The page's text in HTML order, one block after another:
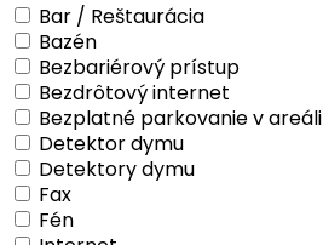
Bar / Reštaurácia
Bazén
Bezbariérový prístup
Bezdrôtový internet
Bezplatné parkovanie v areáli
Detektor dymu
Detektory dymu
Fax
Fén